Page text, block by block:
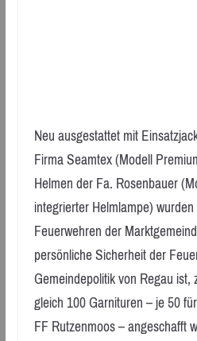
Neu ausgestattet mit
Firma Seamtex (Modell
Helmen der Fa. Rosenbauer
integrierter Helmlampe)
Feuerwehren der
persönliche Sicherheit der
Gemeindepolitik von Regau
gleich 100 Garnituren – je 50
FF Rutzenmoos – angeschafft